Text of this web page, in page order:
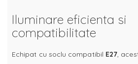
Iluminare eficienta si
compatibilitate
Echipat cu soclu compatibil E27,